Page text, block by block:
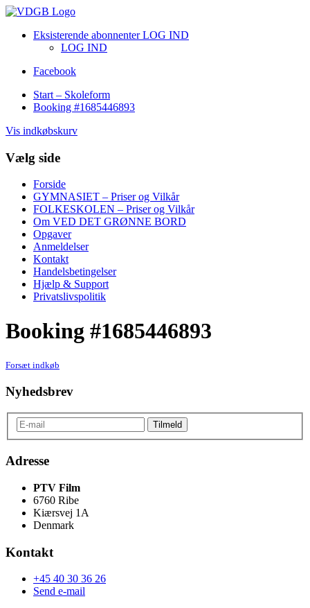
Eksisterende abonnenter LOG IND
LOG IND
Facebook
Start – Skoleform
Booking #1685446893
Vis indkøbskurv
Vælg side
Forside
GYMNASIET – Priser og Vilkår
FOLKESKOLEN – Priser og Vilkår
Om VED DET GRØNNE BORD
Opgaver
Anmeldelser
Kontakt
Handelsbetingelser
Hjælp & Support
Privatslivspolitik
Booking #1685446893
Forsæt indkøb
Nyhedsbrev
Adresse
PTV Film
6760 Ribe
Kiærsvej 1A
Denmark
Kontakt
+45 40 30 36 26
Send e-mail